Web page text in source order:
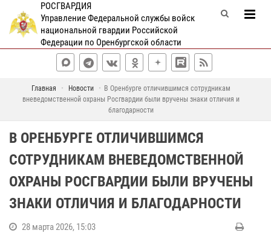
РОСГВАРДИЯ
Управление Федеральной службы войск
национальной гвардии Российской
Федерации по Оренбургской области
Главная Новости
В Оренбурге отличившимся сотрудникам
вневедомственной охраны Росгвардии были вручены знаки отличия и
благодарности
В ОРЕНБУРГЕ ОТЛИЧИВШИМСЯ
СОТРУДНИКАМ ВНЕВЕДОМСТВЕННОЙ
ОХРАНЫ РОСГВАРДИИ БЫЛИ ВРУЧЕНЫ
ЗНАКИ ОТЛИЧИЯ И БЛАГОДАРНОСТИ
28 марта 2026, 15:03